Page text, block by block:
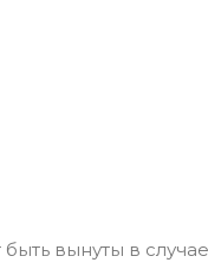
вынуты в